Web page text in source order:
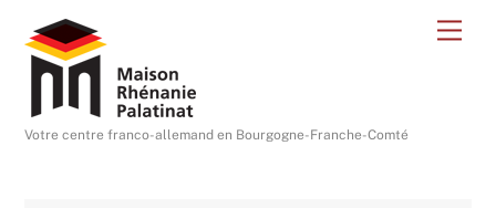
content
Votre centre franco-allemand en Bourgogne-Franche-Comté